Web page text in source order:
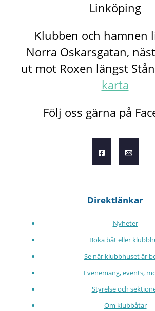
Linköping
Klubben och hamnen
Norra Oskarsgatan,
ut mot Roxen längst
karta
Följ oss gärna på
Direktlänkar
Nyheter
Boka båt eller
Se när klubbhuset är
Evenemang, events,
Styrelse och
Om klubbåtar